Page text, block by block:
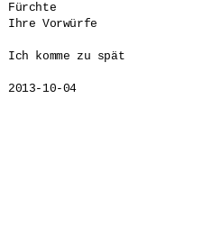
Fürchte
Ihre Vorwürfe
Ich komme zu spät
2013-10-04